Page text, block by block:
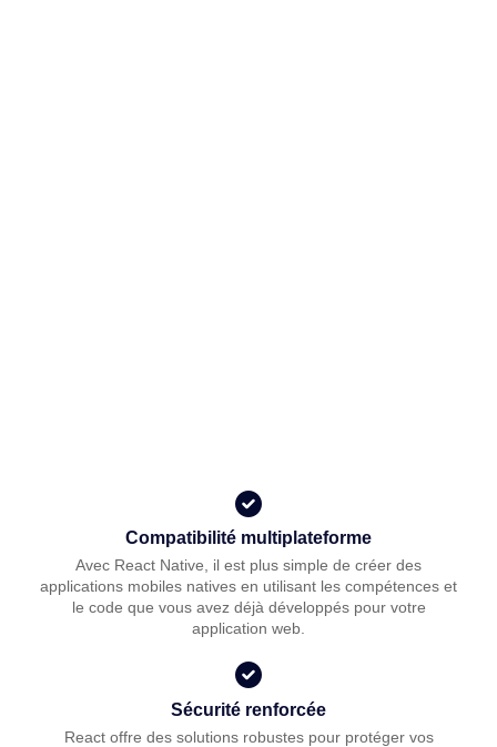
Compatibilité multiplateforme
Avec React Native, il est plus simple de créer des
applications mobiles natives en utilisant les compétences et
le code que vous avez déjà développés pour votre
application web.
Sécurité renforcée
React offre des solutions robustes pour protéger vos